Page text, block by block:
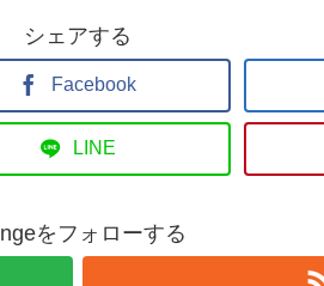
シェアする
Facebook
LINE
をフォローする